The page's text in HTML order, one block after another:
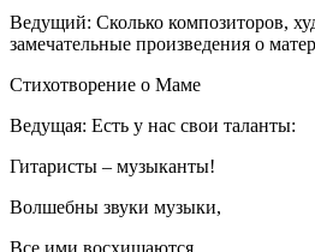
Ведущий: Сколько композиторов,
замечательные произведения о
Стихотворение о Маме
Ведущая: Есть у нас свои таланты:
Гитаристы – музыканты!
Волшебны звуки музыки,